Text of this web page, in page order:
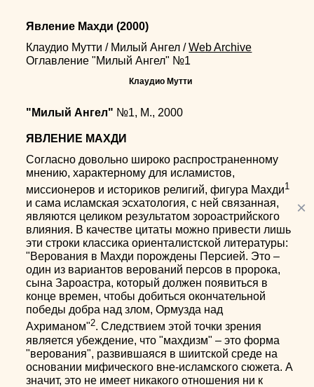
×
Явление Махди (2000)
Клаудио Мутти / Милый Ангел / Web Archive
Оглавление "Милый Ангел" №1
Клаудио Мутти
"Милый Ангел" №1, М., 2000
ЯВЛЕНИЕ МАХДИ
Согласно довольно широко распространенному
мнению, характерному для исламистов,
миссионеров и историков религий, фигура Махди1
и сама исламская эсхатология, с ней связанная,
являются целиком результатом зороастрийского
влияния. В качестве цитаты можно привести лишь
эти строки классика ориенталистской литературы:
"Верования в Махди порождены Персией. Это –
один из вариантов верований персов в пророка,
сына Зароастра, который должен появиться в
конце времен, чтобы добиться окончательной
победы добра над злом, Ормузда над
Ахриманом"2. Следствием этой точки зрения
является убеждение, что "махдизм" – это форма
"верования", развившаяся в шиитской среде на
основании мифического вне-исламского сюжета. А
значит, это не имеет никакого отношения ни к